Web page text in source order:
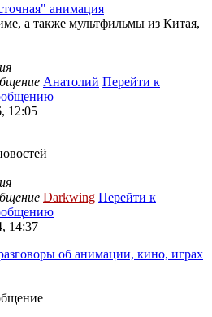
анимация
а также мультфильмы из Китая,
Анатолий Перейти к
12:05
Darkwing Перейти к
14:37
об анимации, кино, играх